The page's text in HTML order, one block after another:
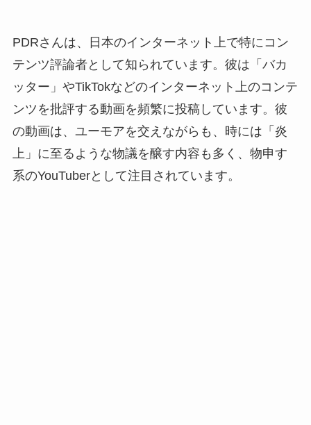
PDRさんは、日本のインターネット上で特にコン
テンツ評論者として知られています。彼は「バカ
ッター」やTikTokなどのインターネット上のコンテ
ンツを批評する動画を頻繁に投稿しています。彼
の動画は、ユーモアを交えながらも、時には「炎
上」に至るような物議を醸す内容も多く、物申す
系のYouTuberとして注目されています。